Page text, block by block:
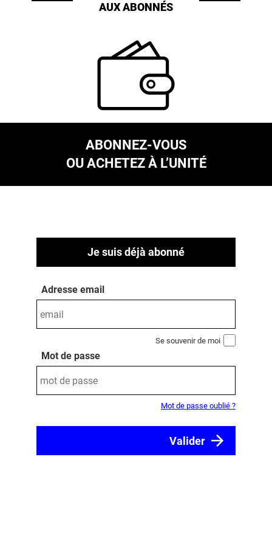
AUX ABONNÉS
ABONNEZ-VOUS
OU ACHETEZ À L’UNITÉ
Je suis déjà abonné
Adresse email
Se souvenir de moi
Mot de passe
Mot de passe oublié ?